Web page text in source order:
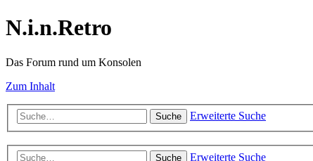
N.i.n.Retro
Das Forum rund um Konsolen
Zum Inhalt
Suche Erweiterte Suche
Suche Erweiterte Suche